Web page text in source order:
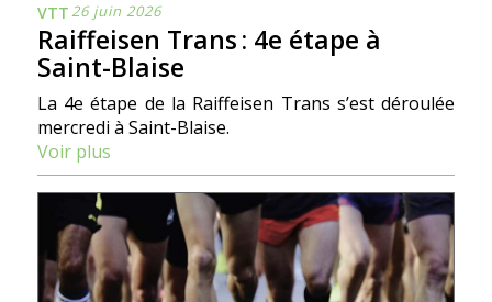
VTT26 juin 2026
Raiffeisen Trans : 4e étape à
Saint-Blaise
La 4e étape de la Raiffeisen Trans s’est déroulée
mercredi à Saint-Blaise.
Voir plus